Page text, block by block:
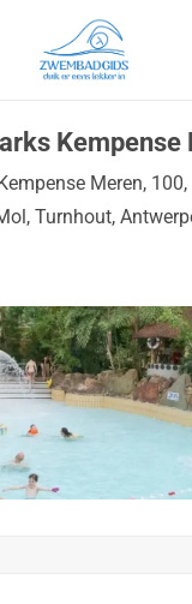
Kempense
Meren, 100,
Turnhout,